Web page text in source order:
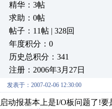
精华：3帖
求助：0帖
帖子：11帖 | 328回
年度积分：0
历史总积分：341
注册：2006年3月27日
发表于：2007-02-06 12:30:00
启动报基本上是I/O板问题了!